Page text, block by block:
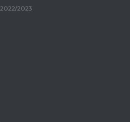
2022/2023